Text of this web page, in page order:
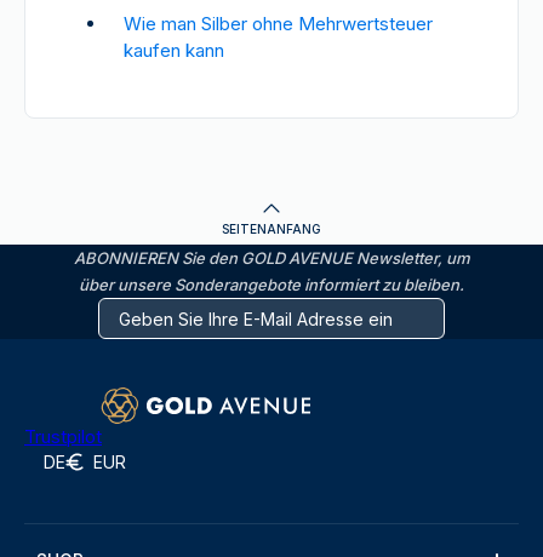
Wie man Silber ohne Mehrwertsteuer
kaufen kann
SEITENANFANG
ABONNIEREN Sie den GOLD AVENUE Newsletter, um
über unsere Sonderangebote informiert zu bleiben.
Trustpilot
DE EUR